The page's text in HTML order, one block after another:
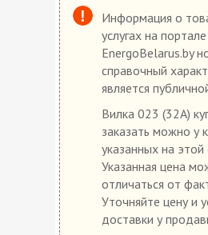
Информация о
услугах на портале
EnergoBelarus.by
справочный
является
Вилка 023 (32А)
заказать можно у
указанных на этой
Указанная цена
отличаться от
Уточняйте цену и
доставки у